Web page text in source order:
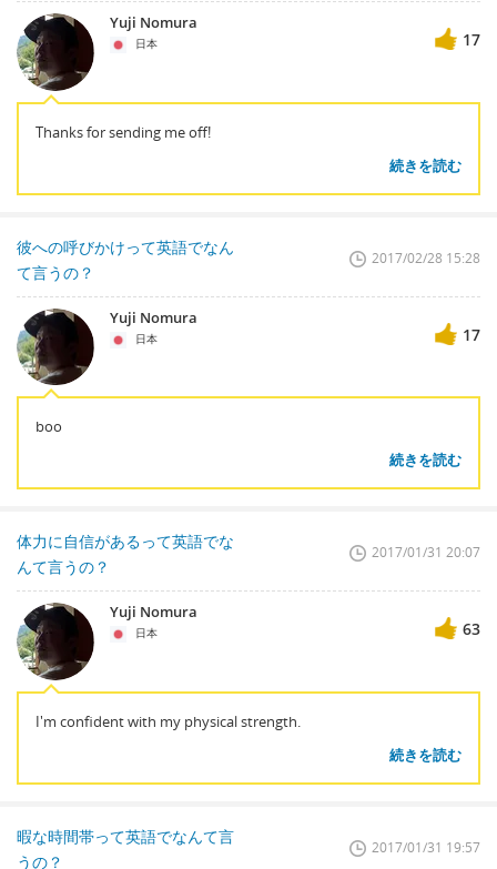
Yuji Nomura
日本 17
Thanks for sending me off!
続きを読む
彼への呼びかけって英語でなん
て言うの？
2017/02/28 15:28
Yuji Nomura
日本 17
boo
続きを読む
体力に自信があるって英語でな
んて言うの？
2017/01/31 20:07
Yuji Nomura
日本 63
I'm confident with my physical strength.
続きを読む
暇な時間帯って英語でなんて言
うの？
2017/01/31 19:57